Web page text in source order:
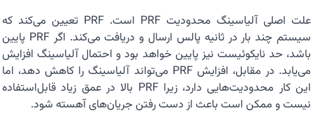
علت اصلی آلیاسینگ محدودیت PRF است. PRF تعیین می‌کند که
سیستم چند بار در ثانیه پالس ارسال و دریافت می‌کند. اگر PRF پایین
باشد، حد نایکوئیست نیز پایین خواهد بود و احتمال آلیاسینگ افزایش
می‌یابد. در مقابل، افزایش PRF می‌تواند آلیاسینگ را کاهش دهد، اما
این کار محدودیت‌هایی دارد، زیرا PRF بالا در عمق زیاد قابل‌استفاده
نیست و ممکن است باعث از دست رفتن جریان‌های آهسته شود.